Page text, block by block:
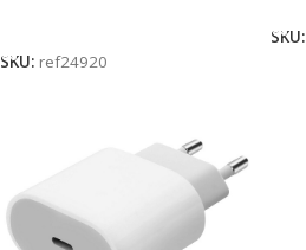
SKU: ref24920
SKU: